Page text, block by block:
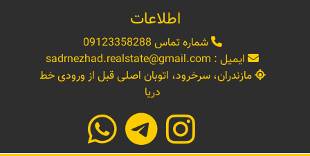
اطلاعات
شماره تماس 09123358288
ایمیل : sadrnezhad.realstate@gmail.com
مازندران، سرخرود، اتوبان اصلی قبل از ورودی خط
دریا